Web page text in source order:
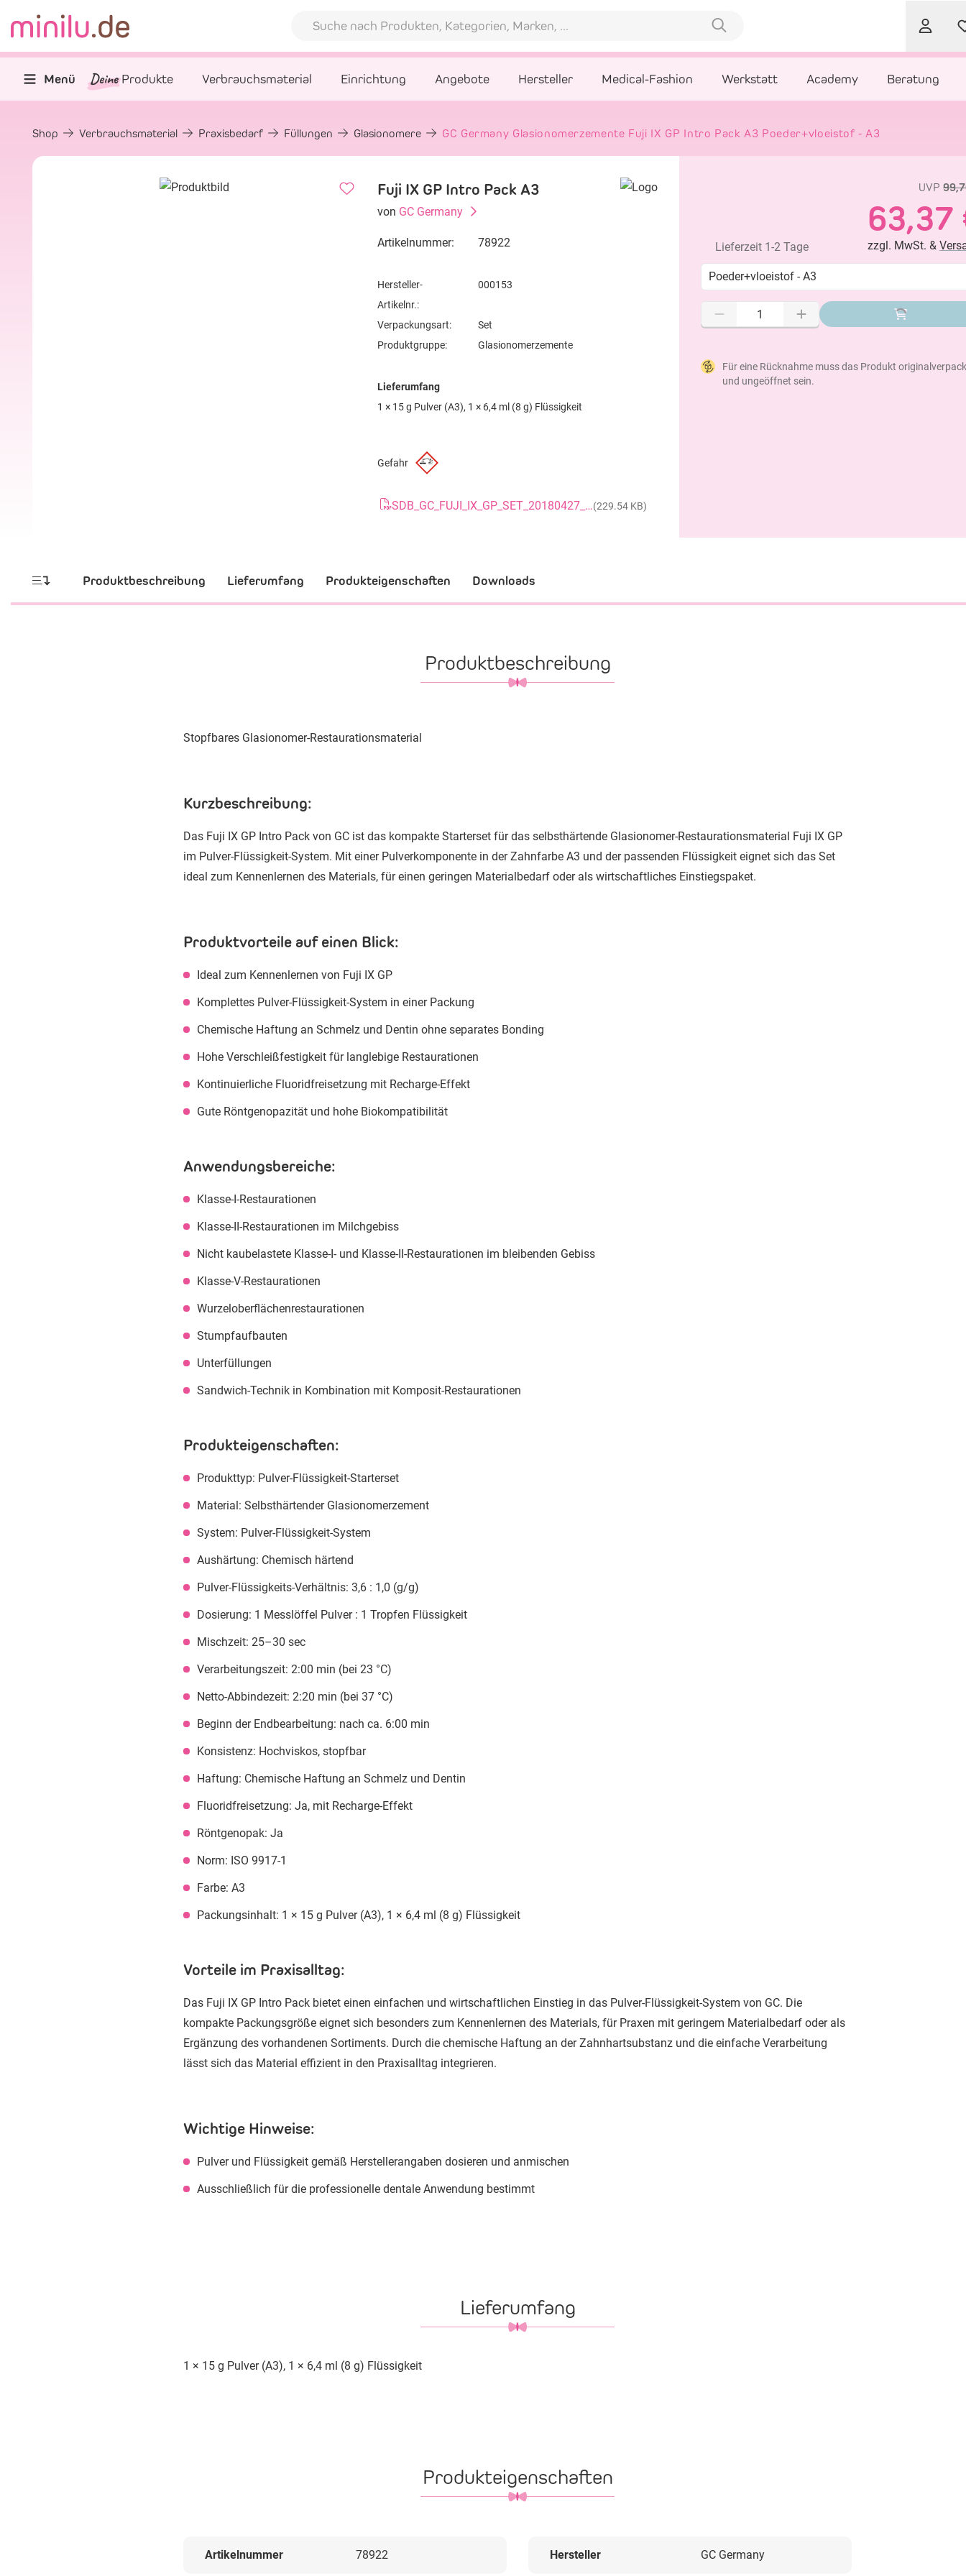
Menü Deine Produkte Verbrauchsmaterial Einrichtung Angebote Hersteller Medical-Fashion Werkstatt Academy Beratung
Shop Verbrauchsmaterial Praxisbedarf Füllungen Glasionomere GC Germany Glasionomerzemente Fuji IX GP Intro Pack A3 Poeder+vloeistof - A3
Fuji IX GP Intro Pack A3
von GC Germany
Artikelnummer: 78922
Hersteller-
Artikelnr.:
000153
Verpackungsart:
Set
Produktgruppe:
Glasionomerzemente
Lieferumfang
1 × 15 g Pulver (A3), 1 × 6,4 ml (8 g) Flüssigkeit
Gefahr
SDB_GC_FUJI_IX_GP_SET_20180427_GB(229.54 KB)
UVP
63,37
Lieferzeit 1-2 Tage zzgl. MwSt. &
Poeder+vloeistof - A3
Für eine Rücknahme muss das Produkt
und ungeöffnet sein.
Produktbeschreibung Lieferumfang Produkteigenschaften Downloads
Produktbeschreibung
Stopfbares Glasionomer-Restaurationsmaterial
Kurzbeschreibung:
Das Fuji IX GP Intro Pack von GC ist das kompakte Starterset für das selbsthärtende Glasionomer-Restaurationsmaterial Fuji IX GP
im Pulver-Flüssigkeit-System. Mit einer Pulverkomponente in der Zahnfarbe A3 und der passenden Flüssigkeit eignet sich das Set
ideal zum Kennenlernen des Materials, für einen geringen Materialbedarf oder als wirtschaftliches Einstiegspaket.
Produktvorteile auf einen Blick:
Ideal zum Kennenlernen von Fuji IX GP
Komplettes Pulver-Flüssigkeit-System in einer Packung
Chemische Haftung an Schmelz und Dentin ohne separates Bonding
Hohe Verschleißfestigkeit für langlebige Restaurationen
Kontinuierliche Fluoridfreisetzung mit Recharge-Effekt
Gute Röntgenopazität und hohe Biokompatibilität
Anwendungsbereiche:
Klasse-I-Restaurationen
Klasse-II-Restaurationen im Milchgebiss
Nicht kaubelastete Klasse-I- und Klasse-II-Restaurationen im bleibenden Gebiss
Klasse-V-Restaurationen
Wurzeloberflächenrestaurationen
Stumpfaufbauten
Unterfüllungen
Sandwich-Technik in Kombination mit Komposit-Restaurationen
Produkteigenschaften:
Produkttyp: Pulver-Flüssigkeit-Starterset
Material: Selbsthärtender Glasionomerzement
System: Pulver-Flüssigkeit-System
Aushärtung: Chemisch härtend
Pulver-Flüssigkeits-Verhältnis: 3,6 : 1,0 (g/g)
Dosierung: 1 Messlöffel Pulver : 1 Tropfen Flüssigkeit
Mischzeit: 25–30 sec
Verarbeitungszeit: 2:00 min (bei 23 °C)
Netto-Abbindezeit: 2:20 min (bei 37 °C)
Beginn der Endbearbeitung: nach ca. 6:00 min
Konsistenz: Hochviskos, stopfbar
Haftung: Chemische Haftung an Schmelz und Dentin
Fluoridfreisetzung: Ja, mit Recharge-Effekt
Röntgenopak: Ja
Norm: ISO 9917-1
Farbe: A3
Packungsinhalt: 1 × 15 g Pulver (A3), 1 × 6,4 ml (8 g) Flüssigkeit
Vorteile im Praxisalltag:
Das Fuji IX GP Intro Pack bietet einen einfachen und wirtschaftlichen Einstieg in das Pulver-Flüssigkeit-System von GC. Die
kompakte Packungsgröße eignet sich besonders zum Kennenlernen des Materials, für Praxen mit geringem Materialbedarf oder als
Ergänzung des vorhandenen Sortiments. Durch die chemische Haftung an der Zahnhartsubstanz und die einfache Verarbeitung
lässt sich das Material effizient in den Praxisalltag integrieren.
Wichtige Hinweise:
Pulver und Flüssigkeit gemäß Herstellerangaben dosieren und anmischen
Ausschließlich für die professionelle dentale Anwendung bestimmt
Lieferumfang
1 × 15 g Pulver (A3), 1 × 6,4 ml (8 g) Flüssigkeit
Produkteigenschaften
Artikelnummer 78922 Hersteller GC Germany